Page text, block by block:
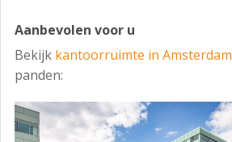
Aanbevolen voor u
Bekijk kantoorruimte in Amsterdam
panden: